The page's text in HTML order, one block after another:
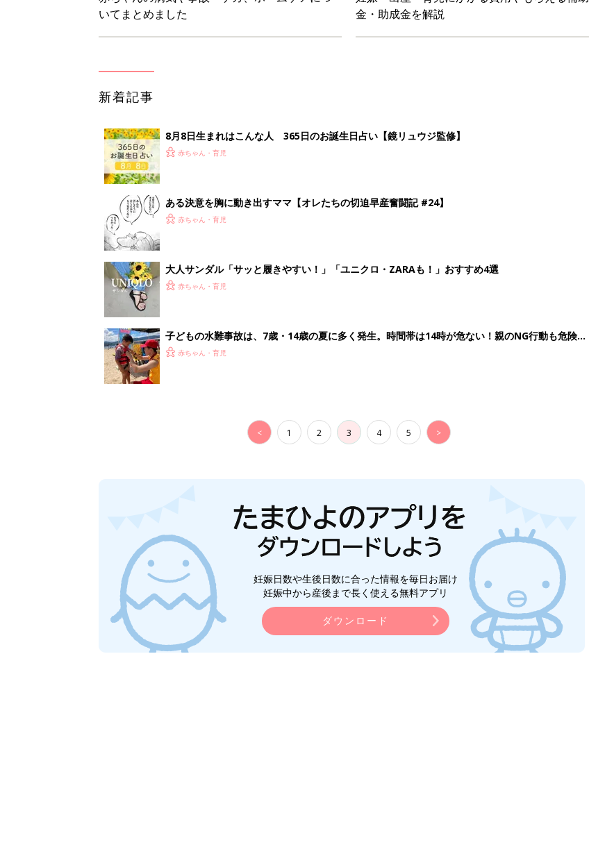
いてまとめました
金・助成金を解説
新着記事
8月8日生まれはこんな人 365日のお誕生日占い【鏡リュウジ監修】
赤ちゃん・育児
ある決意を胸に動き出すママ【オレたちの切迫早産奮闘記 #24】
赤ちゃん・育児
大人サンダル「サッと履きやすい！」「ユニクロ・ZARAも！」おすすめ4選
赤ちゃん・育児
子どもの水難事故は、7歳・14歳の夏に多く発生。時間帯は14時が危ない！親のNG行動も危険を
まねく【専門家】
赤ちゃん・育児
< 1 2 3 4 5 >
妊娠日数や生後日数に合った情報を毎日お届け
妊娠中から産後まで長く使える無料アプリ
ダウンロード